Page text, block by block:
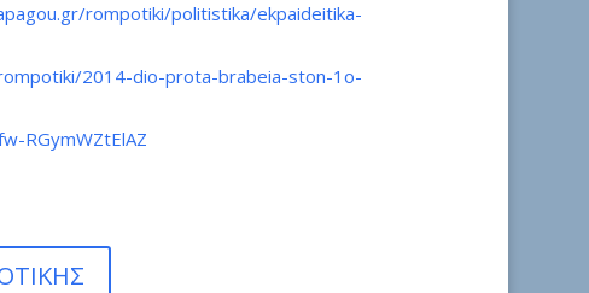
rompotiki/politistika/ekpaideitika-
2014-dio-prota-brabeia-ston-1o-
RGymWZtElAZ